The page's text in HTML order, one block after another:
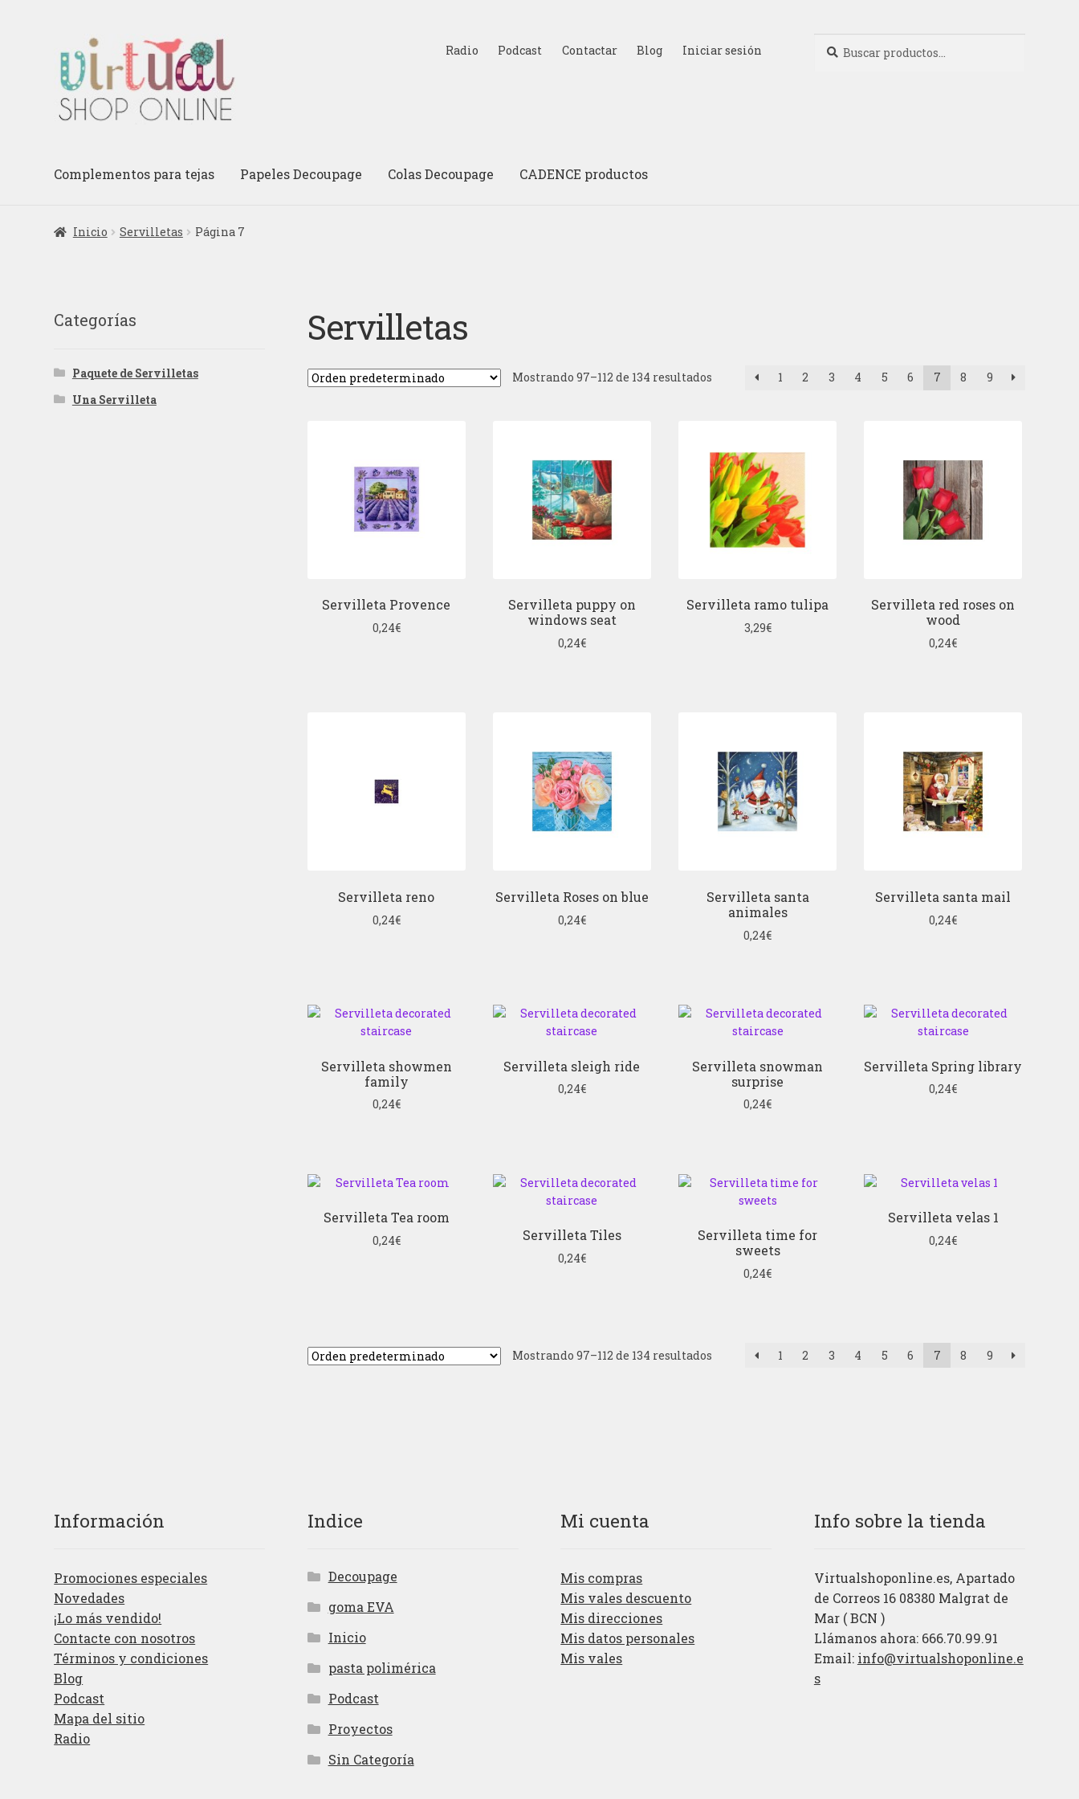
la
navegación
al
contenido
Radio Podcast Contactar Blog Iniciar sesión
por:
Complementos para tejas Papeles Decoupage Colas Decoupage CADENCE productos
Inicio Servilletas Página 7
Servilletas
Mostrando 97–112 de 134 resultados 1 2 3 4 5 6 7 8 9
Servilleta Provence
0,24€
Servilleta puppy on
windows seat
0,24€
Servilleta ramo tulipa
3,29€
Servilleta red roses on
wood
0,24€
Servilleta reno
0,24€
Servilleta Roses on blue
0,24€
Servilleta santa
animales
0,24€
Servilleta santa mail
0,24€
Servilleta showmen
family
0,24€
Servilleta sleigh ride
0,24€
Servilleta snowman
surprise
0,24€
Servilleta Spring library
0,24€
Servilleta Tea room
0,24€ Servilleta Tiles
0,24€
Servilleta time for
sweets
0,24€
Servilleta velas 1
0,24€
Mostrando 97–112 de 134 resultados 1 2 3 4 5 6 7 8 9
Categorías
Paquete de Servilletas
Una Servilleta
Información
Promociones especiales
Novedades
¡Lo más vendido!
Contacte con nosotros
Términos y condiciones
Blog
Podcast
Mapa del sitio
Radio
Indice
Decoupage
goma EVA
Inicio
pasta polimérica
Podcast
Proyectos
Sin Categoría
Mi cuenta
Mis compras
Mis vales descuento
Mis direcciones
Mis datos personales
Mis vales
Info sobre la tienda
Virtualshoponline.es, Apartado
de Correos 16 08380 Malgrat de
Mar ( BCN )
Llámanos ahora: 666.70.99.91
Email: info@virtualshoponline.e
s